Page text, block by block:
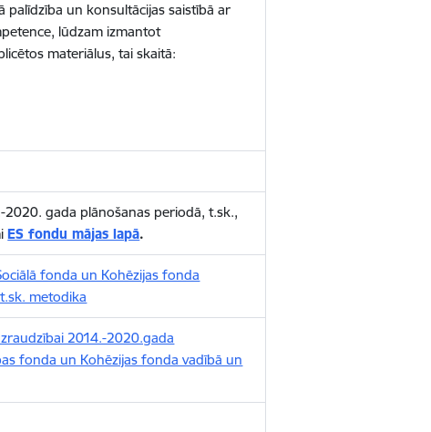
un konsultācijas saistībā ar
lūdzam izmantot
materiālus, tai skaitā:
gada plānošanas periodā, t.sk.,
ES fondu mājas lapā.
fonda un Kohēzijas fonda
metodika
2014.-2020.gada
fonda un Kohēzijas fonda vadībā un